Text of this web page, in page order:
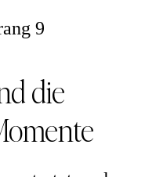
die